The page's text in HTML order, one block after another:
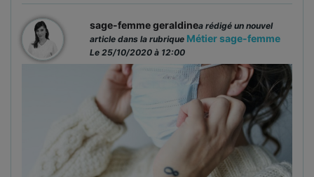
sage-femme geraldinea rédigé un nouvel
article dans la rubrique Métier sage-femme
Le 25/10/2020 à 12:00